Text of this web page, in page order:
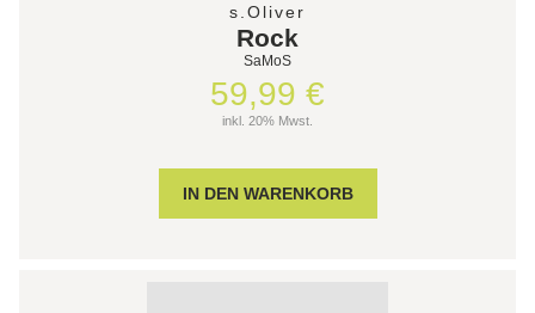
s.Oliver
Rock
SaMoS
59,99 €
inkl. 20% Mwst.